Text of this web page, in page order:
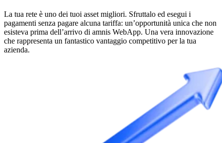
La tua rete è uno dei tuoi asset migliori. Sfruttalo ed esegui i
pagamenti senza pagare alcuna tariffa: un’opportunità unica che non
esisteva prima dell’arrivo di amnis WebApp. Una vera innovazione
che rappresenta un fantastico vantaggio competitivo per la tua
azienda.